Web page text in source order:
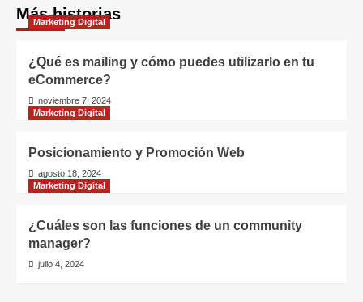
Más historias
Marketing Digital
¿Qué es mailing y cómo puedes utilizarlo en tu
eCommerce?
noviembre 7, 2024
Marketing Digital
Posicionamiento y Promoción Web
agosto 18, 2024
Marketing Digital
¿Cuáles son las funciones de un community
manager?
julio 4, 2024